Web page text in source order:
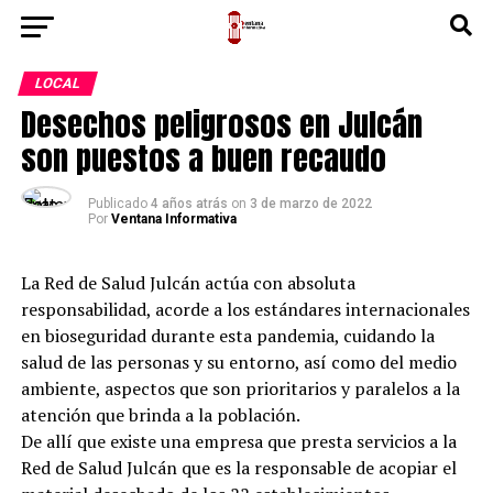
LOCAL
Desechos peligrosos en Julcán
son puestos a buen recaudo
Publicado 4 años atrás on 3 de marzo de 2022
Por Ventana Informativa
La Red de Salud Julcán actúa con absoluta
responsabilidad, acorde a los estándares internacionales
en bioseguridad durante esta pandemia, cuidando la
salud de las personas y su entorno, así como del medio
ambiente, aspectos que son prioritarios y paralelos a la
atención que brinda a la población.
De allí que existe una empresa que presta servicios a la
Red de Salud Julcán que es la responsable de acopiar el